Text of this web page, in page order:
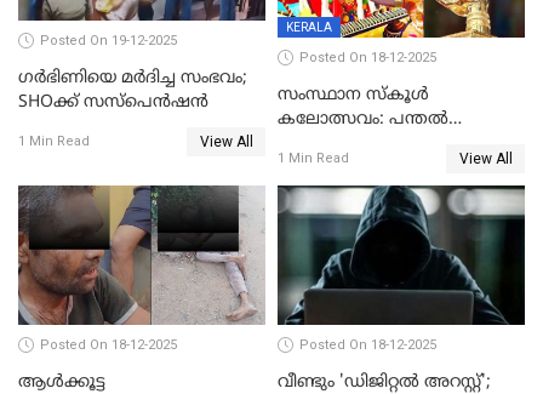
Posted On 19-12-2025
ഗര്‍ഭിണിയെ മർദിച്ച സംഭവം;
SHOക്ക് സസ്പെൻഷൻ
1 Min Read View All
KERALA
Posted On 18-12-2025
സംസ്ഥാന സ്കൂൾ
കലോത്സവം: പന്തൽ
1 Min Read View All
Posted On 18-12-2025
ആൾക്കൂട്ട
Posted On 18-12-2025
വീണ്ടും 'ഡിജിറ്റല്‍ അറസ്റ്റ്';